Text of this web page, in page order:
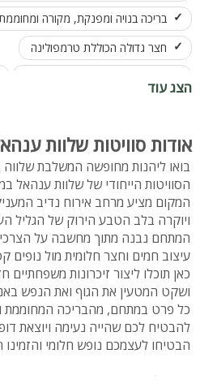
בריכה בנויה ומפנקת, מקורה
חצר גדולה הכוללת טרמפולינה
אפשרות להשכרת
הצג עוד
אודות סוויטות שלוות
בואו ליהנות מחופשה המשלבת שלווה
הסוויטות הייחודי של שלוות
המקום מציע מרחב אירוח נדיב
ויוקרה בלב הטבע הירוק של הגליל
המתחם נבנה מתוך מחשבה על
עיצוב חמים וחצר חלומית מול נופים
כאן תוכלו ליצור זיכרונות משפחתיים
ושקט המטעין את הגוף ואת הנפש
כל פרט במתחם, מהבריכה המחוממת
להבטיח לכם שהייה נעימה ויוצאת
הבטיחו לעצמכם נופש חלומי
כדאי לדעת: